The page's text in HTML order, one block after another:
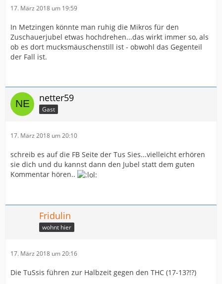
17. März 2018 um 19:59
In Metzingen könnte man ruhig die Mikros für den
Zuschauerjubel etwas hochdrehen...das wirkt immer so, als
ob es dort mucksmäuschenstill ist - obwohl das Gegenteil
der Fall ist.
netter59
Gast
17. März 2018 um 20:10
schreib es auf die FB Seite der Tus Sies...vielleicht erhören
sie dich und du kannst dann den Jubel statt dem guten
Kommentar hören..
Fridulin
wohnt hier
17. März 2018 um 20:16
Die TuSsis führen zur Halbzeit gegen den THC (17-13?!?)